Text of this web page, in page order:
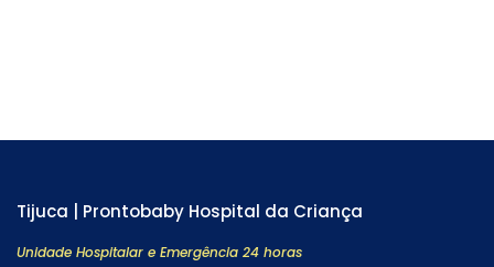
Tijuca | Prontobaby Hospital da Criança
Unidade Hospitalar e Emergência 24 horas